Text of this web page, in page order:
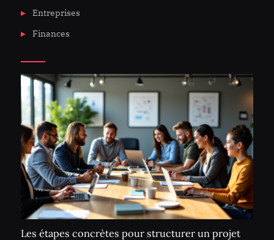
Entreprises
Finances
Les étapes concrètes pour structurer un projet